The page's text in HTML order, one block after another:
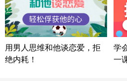
微信用户 困困魚?
方案
陕西-西安
情感方案
浙江-宁波
用男人思维和他谈恋爱，拒
绝内耗！
学
一